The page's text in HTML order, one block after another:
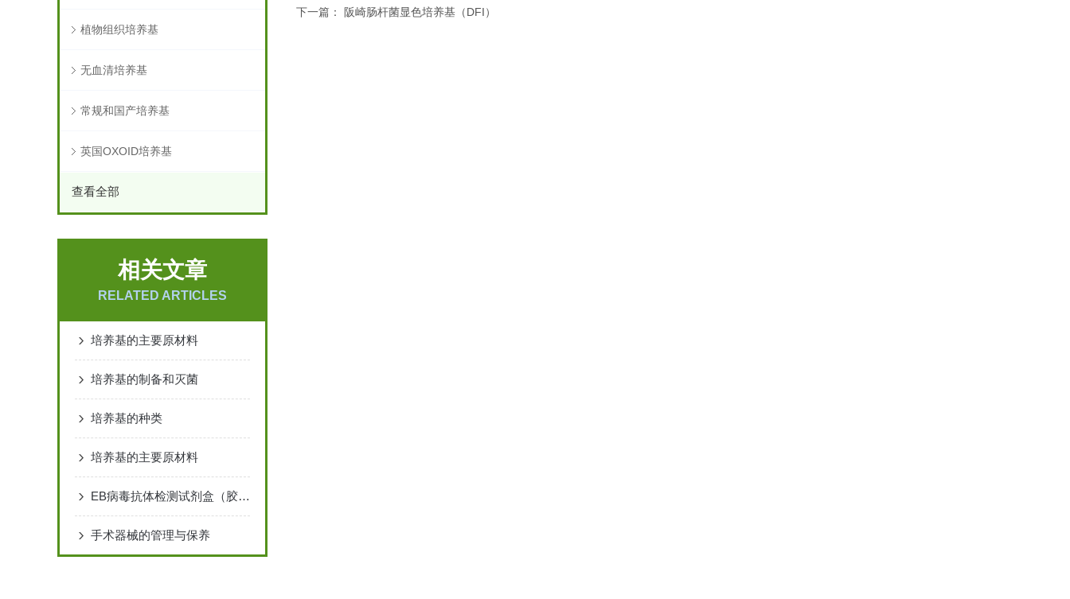
植物组织培养基
无血清培养基
常规和国产培养基
英国OXOID培养基
查看全部
相关文章
RELATED ARTICLES
培养基的主要原材料
培养基的制备和灭菌
培养基的种类
培养基的主要原材料
EB病毒抗体检测试剂盒（胶体金法）
手术器械的管理与保养
下一篇：
阪崎肠杆菌显色培养基（DFI）